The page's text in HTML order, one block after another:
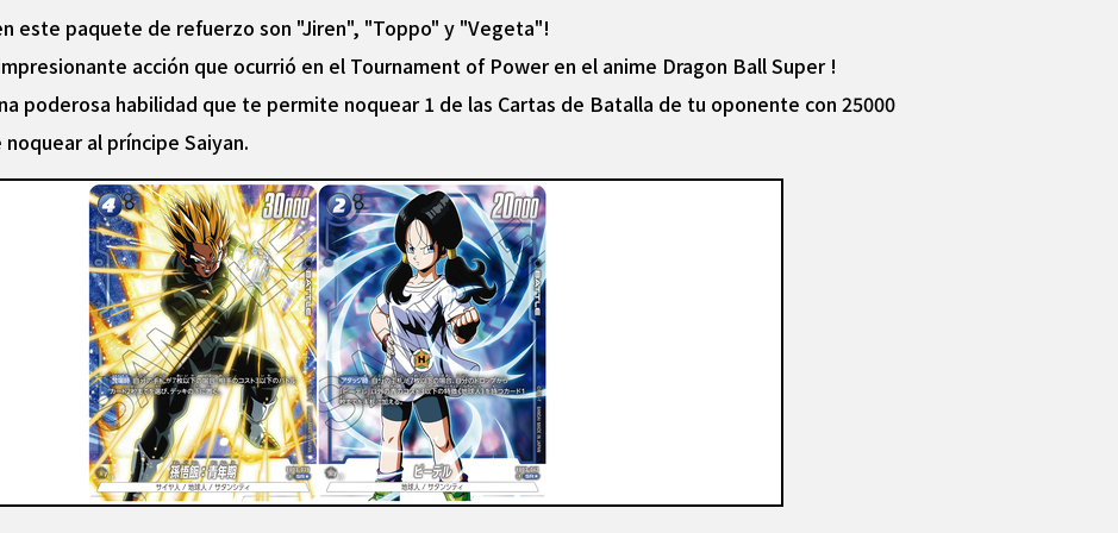
este paquete de refuerzo son "Jiren", "Toppo" y "Vegeta"!
acción que ocurrió en el Tournament of Power en el anime Dragon Ball Super !
poderosa habilidad que te permite noquear 1 de las Cartas de Batalla de tu oponente con 25000
al príncipe Saiyan.